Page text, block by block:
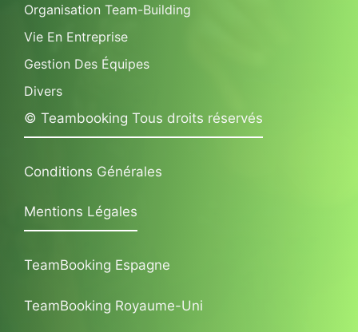
Organisation Team-Building
Vie En Entreprise
Gestion Des Équipes
Divers
© Teambooking Tous droits réservés
Conditions Générales
Mentions Légales
TeamBooking Espagne
TeamBooking Royaume-Uni